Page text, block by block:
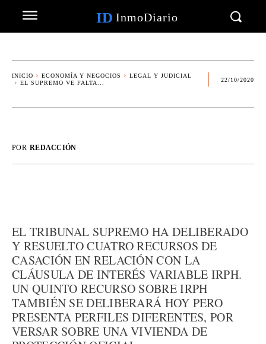
ID InmoDiario
INICIO ECONOMÍA Y NEGOCIOS
LEGAL Y JUDICIAL
EL SUPREMO VE FALTA...
22/10/2020
POR REDACCIÓN
EL TRIBUNAL SUPREMO HA DELIBERADO
Y RESUELTO CUATRO RECURSOS DE
CASACIÓN EN RELACIÓN CON LA
CLÁUSULA DE INTERÉS VARIABLE IRPH.
UN QUINTO RECURSO SOBRE IRPH
TAMBIÉN SE DELIBERARÁ HOY PERO
PRESENTA PERFILES DIFERENTES, POR
VERSAR SOBRE UNA VIVIENDA DE